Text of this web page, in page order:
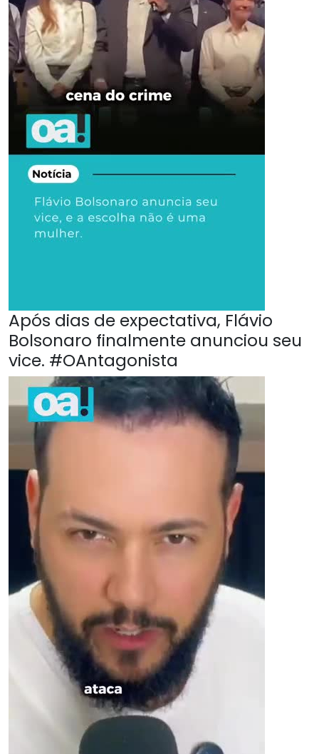
Após dias de expectativa, Flávio
Bolsonaro finalmente anunciou seu
vice. #OAntagonista